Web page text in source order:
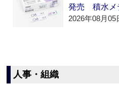
発売 積水
2026年08月05
人事・組織